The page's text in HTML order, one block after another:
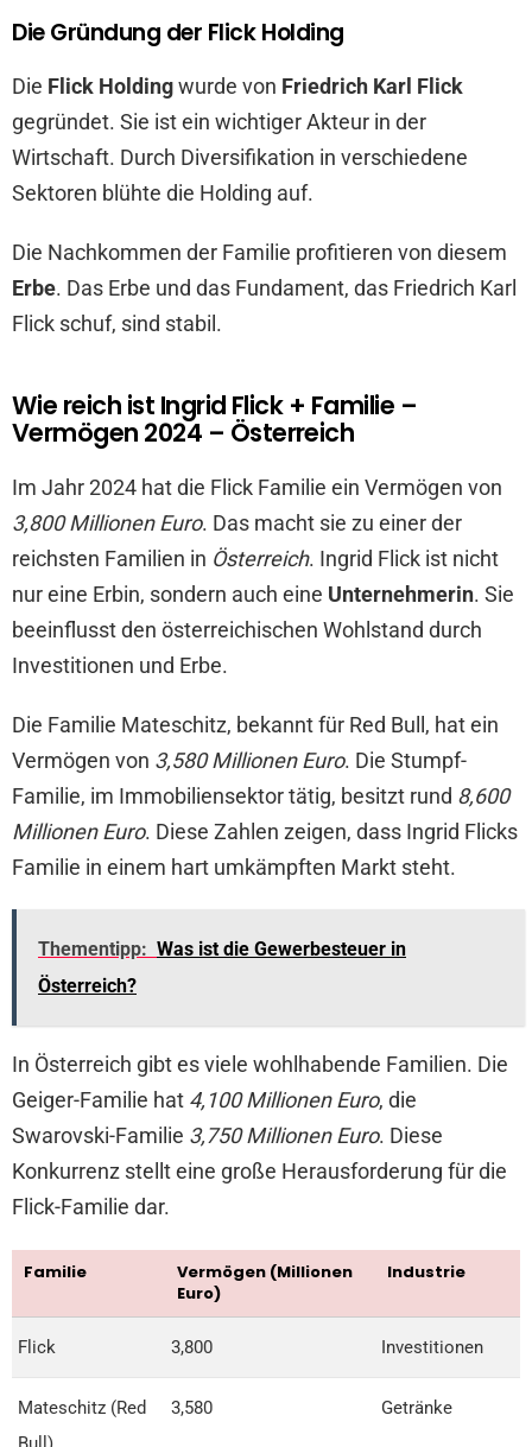
Die Gründung der Flick Holding
Die Flick Holdingwurde von Friedrich Karl Flick
gegründet. Sie ist ein wichtiger Akteur in der
Wirtschaft. Durch Diversifikation in verschiedene
Sektoren blühte die Holding auf.
Die Nachkommen der Familie profitieren von diesem
Erbe. Das Erbe und das Fundament, das Friedrich Karl
Flick schuf, sind stabil.
Wie reich ist Ingrid Flick + Familie –
Vermögen 2024 – Österreich
Im Jahr 2024 hat die Flick Familie ein Vermögen von
3,800 Millionen Euro. Das macht sie zu einer der
reichsten Familien in Österreich. Ingrid Flick ist nicht
nur eine Erbin, sondern auch eine Unternehmerin. Sie
beeinflusst den österreichischen Wohlstand durch
Investitionen und Erbe.
Die Familie Mateschitz, bekannt für Red Bull, hat ein
Vermögen von 3,580 Millionen Euro. Die Stumpf-
Familie, im Immobiliensektor tätig, besitzt rund 8,600
Millionen Euro. Diese Zahlen zeigen, dass Ingrid Flicks
Familie in einem hart umkämpften Markt steht.
Thementipp: Was ist die Gewerbesteuer in
Österreich?
In Österreich gibt es viele wohlhabende Familien. Die
Geiger-Familie hat 4,100 Millionen Euro, die
Swarovski-Familie 3,750 Millionen Euro. Diese
Konkurrenz stellt eine große Herausforderung für die
Flick-Familie dar.
Familie
Vermögen (Millionen
Euro)
Industrie
Flick 3,800 Investitionen
Mateschitz (Red
3,580 Getränke